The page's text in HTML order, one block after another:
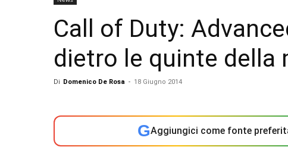
Call of Duty:
dietro le quinte della
Di Domenico De Rosa - 18 Giugno 2014
GAggiungici come fonte